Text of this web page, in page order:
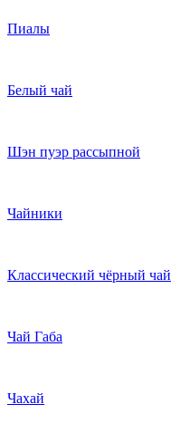
Пиалы
Белый чай
Шэн пуэр рассыпной
Чайники
Классический чёрный чай
Чай Габа
Чахай